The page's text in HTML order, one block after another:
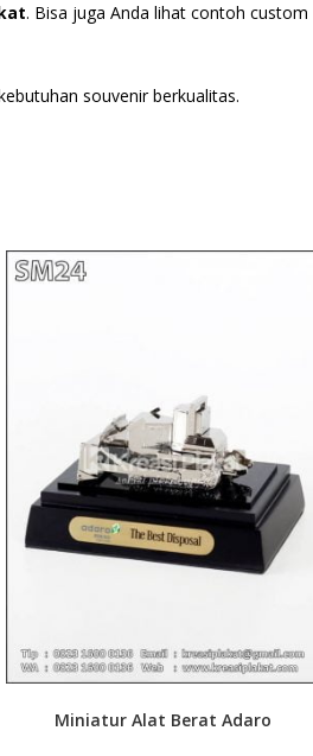
. Bisa juga Anda lihat contoh custom
souvenir berkualitas.
Miniatur Alat Berat Adaro